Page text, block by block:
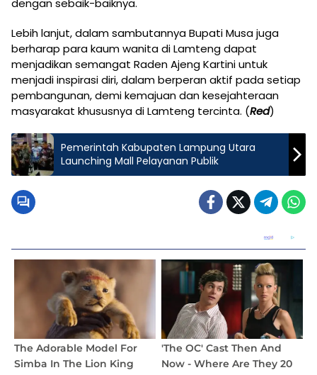
dengan sebaik-baiknya.
Lebih lanjut, dalam sambutannya Bupati Musa juga
berharap para kaum wanita di Lamteng dapat
menjadikan semangat Raden Ajeng Kartini untuk
menjadi inspirasi diri, dalam berperan aktif pada setiap
pembangunan, demi kemajuan dan kesejahteraan
masyarakat khususnya di Lamteng tercinta. (Red)
Pemerintah Kabupaten Lampung Utara
Launching Mall Pelayanan Publik